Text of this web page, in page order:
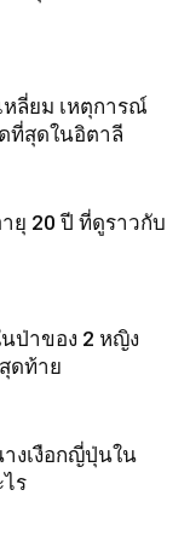
ลี่ยม เหตุการณ์
ที่สุดในอิตาลี
ยุ 20 ปี ที่ดูราวกับ
ป่าของ 2 หญิง
ดท้าย
งเงือกญี่ปุ่นใน
ร